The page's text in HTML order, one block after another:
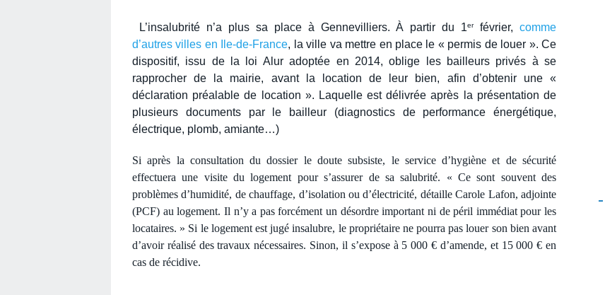
L’insalubrité n’a plus sa place à Gennevilliers. À partir du 1erfévrier,comme
d’autres villes en Ile-de-France, la ville va mettre en place le « permis de louer ». Ce
dispositif, issu de la loi Alur adoptée en 2014, oblige les bailleurs privés à se
rapprocher de la mairie, avant la location de leur bien, afin d’obtenir une «
déclaration préalable de location ». Laquelle est délivrée après la présentation de
plusieurs documents par le bailleur (diagnostics de performance énergétique,
électrique, plomb, amiante…)
Si après la consultation du dossier le doute subsiste, le service d’hygiène et de sécurité
effectuera une visite du logement pour s’assurer de sa salubrité. « Ce sont souvent des
problèmes d’humidité, de chauffage, d’isolation ou d’électricité, détaille Carole Lafon, adjointe
(PCF) au logement. Il n’y a pas forcément un désordre important ni de péril immédiat pour les
locataires. » Si le logement est jugé insalubre, le propriétaire ne pourra pas louer son bien avant
d’avoir réalisé des travaux nécessaires. Sinon, il s’expose à 5 000 € d’amende, et 15 000 € en
cas de récidive.